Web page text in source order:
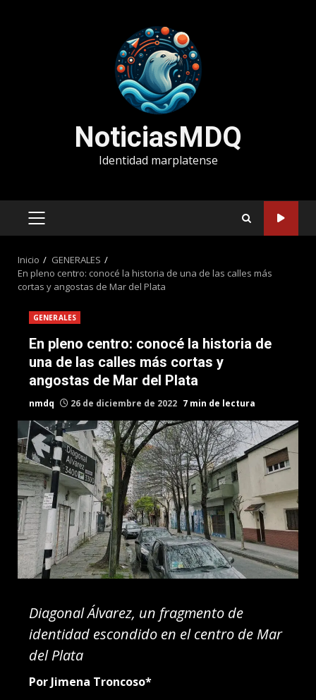
NoticiasMDQ
Identidad marplatense
MENÚ
Inicio
GENERALES
En pleno centro: conocé la historia de una de las calles más
cortas y angostas de Mar del Plata
GENERALES
En pleno centro: conocé la historia de
una de las calles más cortas y
angostas de Mar del Plata
nmdq 26 de diciembre de 2022 7 min de lectura
Diagonal Álvarez, un fragmento de
identidad escondido en el centro de Mar
del Plata
Por Jimena Troncoso*